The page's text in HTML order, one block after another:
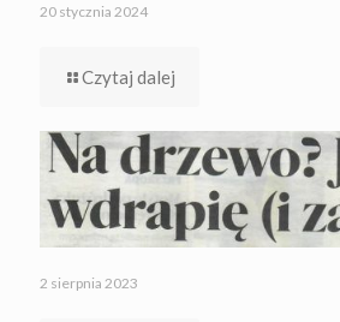
20 stycznia 2024
Czytaj dalej
2 sierpnia 2023